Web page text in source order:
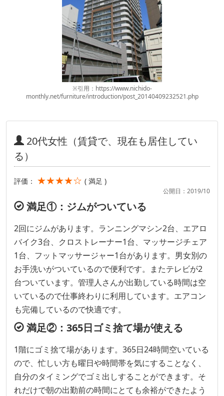
※引用：https://www.nichido-
monthly.net/furniture/introduction/post_20140409232521.php
20代女性（賃貸で、現在も居住してい
る）
評価： ★★★★☆ ( 満足 )
公開日：2019/10
満足①：ジムがついている
2回にジムがあります。ランニングマシン2台、エアロ
バイク3台、クロストレーナー1台、マッサージチェア
1台、フットマッサージャー1台があります。男女別の
お手洗いがついているので便利です。またテレビが2
台ついています。管理人さんが出勤している時間は空
いているので仕事終わりに利用しています。エアコン
も完備しているので快適です。
満足②：365日ゴミ捨て場が使える
1階にゴミ捨て場があります。365日24時間空いている
ので、忙しい方も曜日や時間帯を気にすることなく、
自分のタイミングでゴミ出しすることができます。そ
れだけで朝の出勤前の時間にとても余裕ができたよう